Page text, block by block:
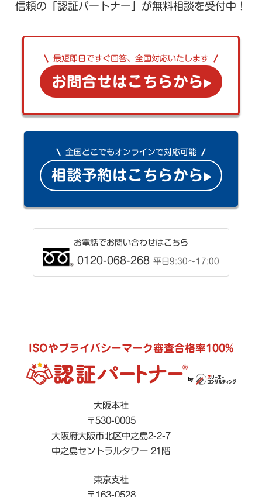
信頼の「認証パートナー」が無料相談を受付中！
最短即日ですぐ回答、全国対応いたします
お問合せはこちらから
全国どこでもオンラインで対応可能
相談予約はこちらから
お電話でお問い合わせはこちら
0120-068-268 平日9:30〜17:00
ISOやプライバシーマーク審査合格率100%
大阪本社
〒530-0005
大阪府大阪市北区中之島2-2-7
中之島セントラルタワー 21階
東京支社
〒163-0528